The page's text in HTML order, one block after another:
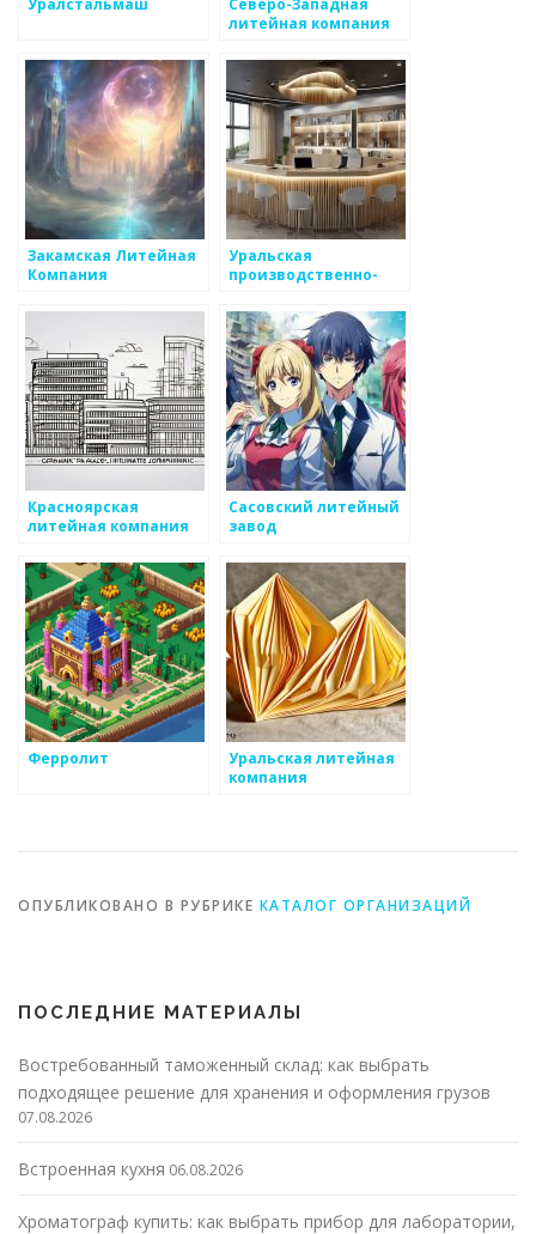
литейная компания
Закамская Литейная
Компания
Уральская
производственно-
Красноярская
литейная компания
Сасовский литейный
завод
Ферролит
Уральская литейная
компания
ОПУБЛИКОВАНО В РУБРИКЕ КАТАЛОГ ОРГАНИЗАЦИЙ
ПОСЛЕДНИЕ МАТЕРИАЛЫ
Востребованный таможенный склад: как выбрать
подходящее решение для хранения и оформления грузов
07.08.2026
Встроенная кухня 06.08.2026
Хроматограф купить: как выбрать прибор для лаборатории,